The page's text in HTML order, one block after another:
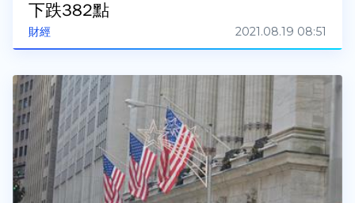
財經
下跌382點
2021.08.19 08:51